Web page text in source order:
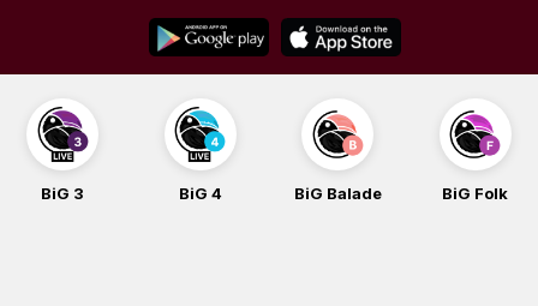
content
BiG 3 BiG 4 BiG Balade BiG Folk